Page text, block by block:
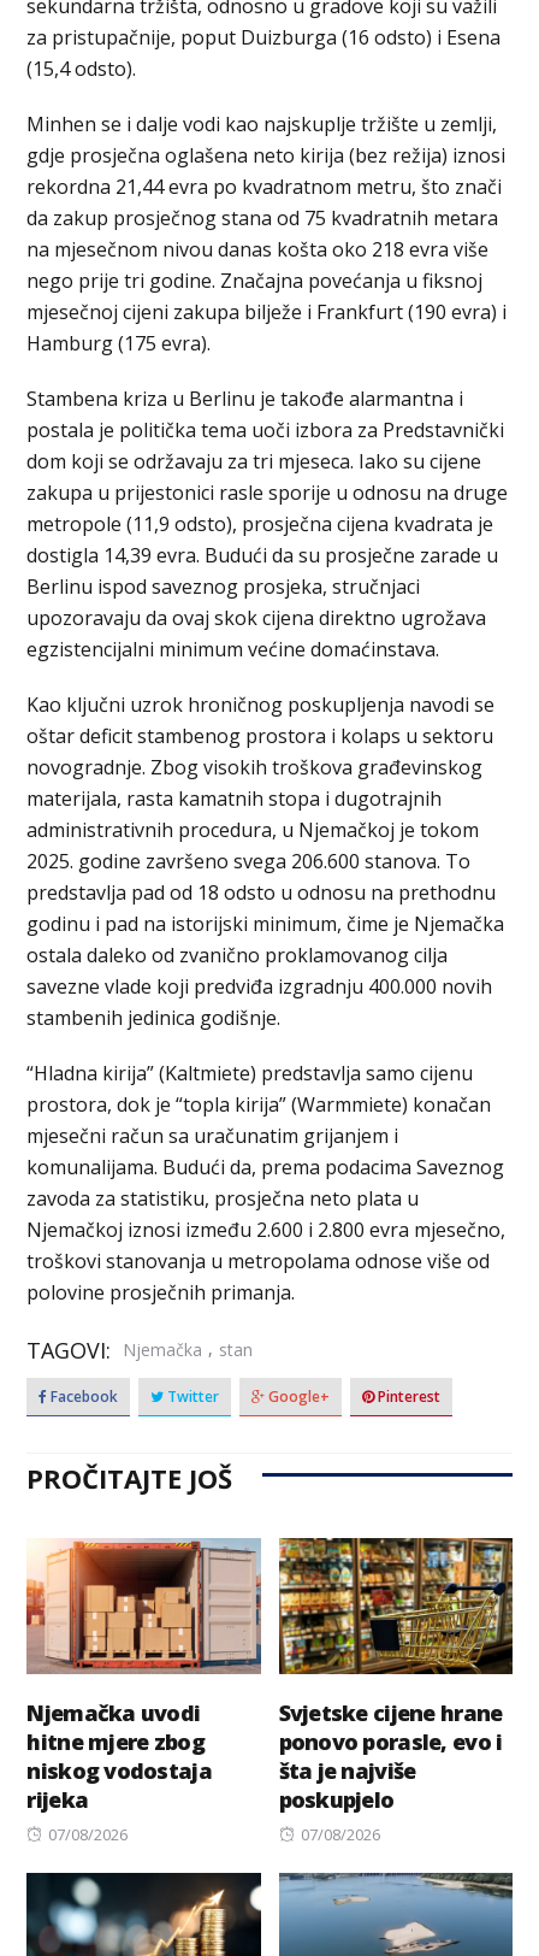
sekundarna tržišta, odnosno u gradove koji su važili
za pristupačnije, poput Duizburga (16 odsto) i Esena
(15,4 odsto).
Minhen se i dalje vodi kao najskuplje tržište u zemlji,
gdje prosječna oglašena neto kirija (bez režija) iznosi
rekordna 21,44 evra po kvadratnom metru, što znači
da zakup prosječnog stana od 75 kvadratnih metara
na mjesečnom nivou danas košta oko 218 evra više
nego prije tri godine. Značajna povećanja u fiksnoj
mjesečnoj cijeni zakupa bilježe i Frankfurt (190 evra) i
Hamburg (175 evra).
Stambena kriza u Berlinu je takođe alarmantna i
postala je politička tema uoči izbora za Predstavnički
dom koji se održavaju za tri mjeseca. Iako su cijene
zakupa u prijestonici rasle sporije u odnosu na druge
metropole (11,9 odsto), prosječna cijena kvadrata je
dostigla 14,39 evra. Budući da su prosječne zarade u
Berlinu ispod saveznog prosjeka, stručnjaci
upozoravaju da ovaj skok cijena direktno ugrožava
egzistencijalni minimum većine domaćinstava.
Kao ključni uzrok hroničnog poskupljenja navodi se
oštar deficit stambenog prostora i kolaps u sektoru
novogradnje. Zbog visokih troškova građevinskog
materijala, rasta kamatnih stopa i dugotrajnih
administrativnih procedura, u Njemačkoj je tokom
2025. godine završeno svega 206.600 stanova. To
predstavlja pad od 18 odsto u odnosu na prethodnu
godinu i pad na istorijski minimum, čime je Njemačka
ostala daleko od zvanično proklamovanog cilja
savezne vlade koji predviđa izgradnju 400.000 novih
stambenih jedinica godišnje.
“Hladna kirija” (Kaltmiete) predstavlja samo cijenu
prostora, dok je “topla kirija” (Warmmiete) konačan
mjesečni račun sa uračunatim grijanjem i
komunalijama. Budući da, prema podacima Saveznog
zavoda za statistiku, prosječna neto plata u
Njemačkoj iznosi između 2.600 i 2.800 evra mjesečno,
troškovi stanovanja u metropolama odnose više od
polovine prosječnih primanja.
TAGOVI: Njemačka , stan
Facebook Twitter Google+ Pinterest
PROČITAJTE JOŠ
Njemačka uvodi
hitne mjere zbog
niskog vodostaja
rijeka
Posted
07/08/2026
Svjetske cijene hrane
ponovo porasle, evo i
šta je najviše
poskupjelo
Posted
07/08/2026